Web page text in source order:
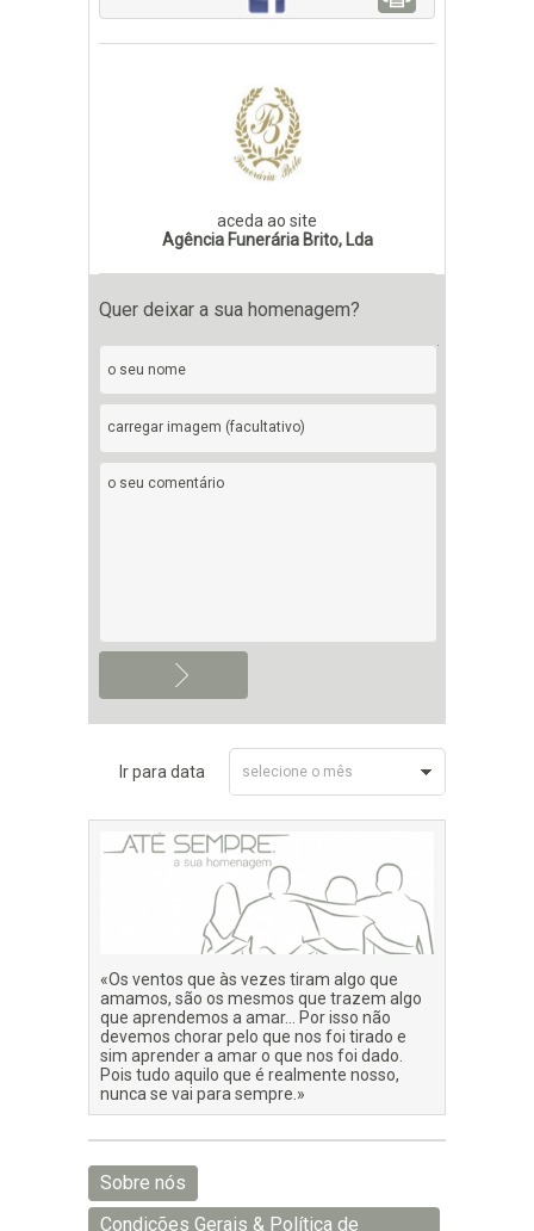
aceda ao site
Agência Funerária Brito, Lda
Quer deixar a sua homenagem?
carregar imagem (facultativo)
selecione o mês
Junho 2026
Ir para data
«Os ventos que às vezes tiram algo que
amamos, são os mesmos que trazem algo
que aprendemos a amar… Por isso não
devemos chorar pelo que nos foi tirado e
sim aprender a amar o que nos foi dado.
Pois tudo aquilo que é realmente nosso,
nunca se vai para sempre.»
Sobre nós
Condições Gerais & Política de